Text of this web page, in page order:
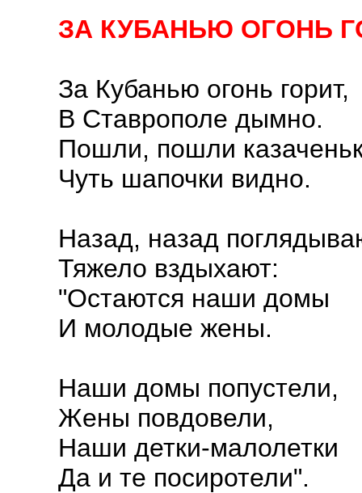
ЗА КУБАНЬЮ ОГОНЬ
За Кубанью огонь горит,
В Ставрополе дымно.
Пошли, пошли
Чуть шапочки видно.
Назад, назад
Тяжело вздыхают:
"Остаются наши домы
И молодые жены.
Наши домы попустели,
Жены повдовели,
Наши детки-малолетки
Да и те посиротели".